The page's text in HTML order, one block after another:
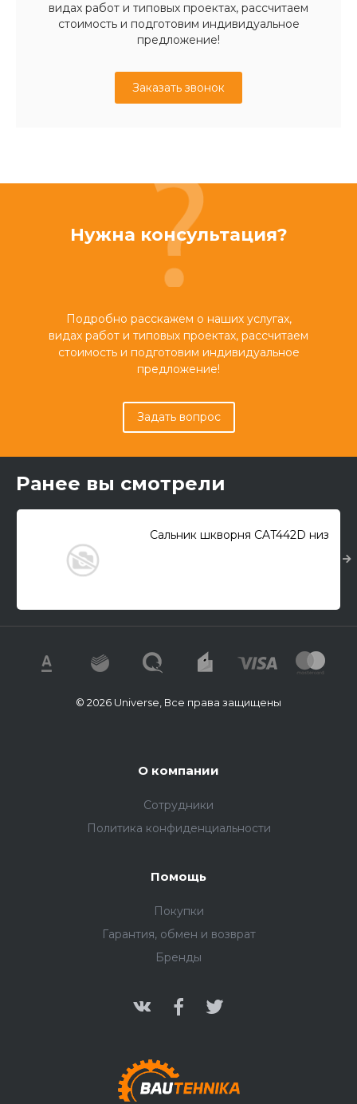
видах работ и типовых проектах, рассчитаем
стоимость и подготовим индивидуальное
предложение!
Заказать звонок
Нужна консультация?
Подробно расскажем о наших услугах,
видах работ и типовых проектах, рассчитаем
стоимость и подготовим индивидуальное
предложение!
Задать вопрос
Ранее вы смотрели
Сальник шкворня CAT442D низ
© 2026 Universe, Все права защищены
О компании
Сотрудники
Политика конфиденциальности
Помощь
Покупки
Гарантия, обмен и возврат
Бренды